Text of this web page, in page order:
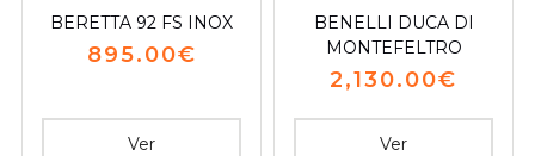
BERETTA 92 FS INOX
895.00€
Ver
BENELLI DUCA DI
MONTEFELTRO
2,130.00€
Ver